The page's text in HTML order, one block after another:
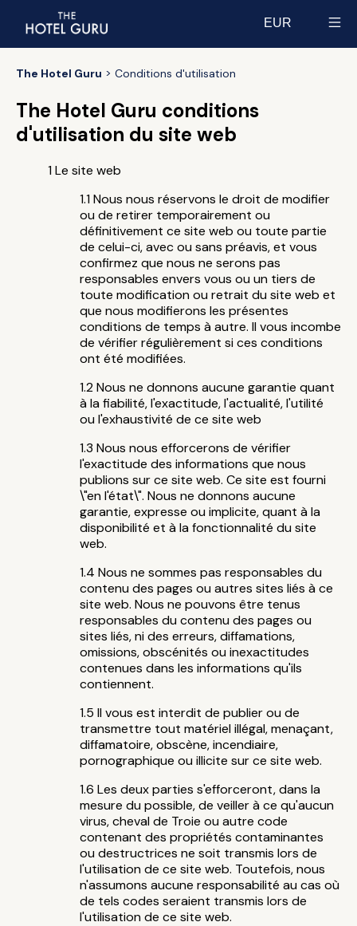
EUR
The Hotel Guru Conditions d'utilisation
The Hotel Guru conditions
d'utilisation du site web
Le site web
Nous nous réservons le droit de modifier
ou de retirer temporairement ou
définitivement ce site web ou toute partie
de celui-ci, avec ou sans préavis, et vous
confirmez que nous ne serons pas
responsables envers vous ou un tiers de
toute modification ou retrait du site web et
que nous modifierons les présentes
conditions de temps à autre. Il vous incombe
de vérifier régulièrement si ces conditions
ont été modifiées.
Nous ne donnons aucune garantie quant
à la fiabilité, l'exactitude, l'actualité, l'utilité
ou l'exhaustivité de ce site web
Nous nous efforcerons de vérifier
l'exactitude des informations que nous
publions sur ce site web. Ce site est fourni
\"en l'état\". Nous ne donnons aucune
garantie, expresse ou implicite, quant à la
disponibilité et à la fonctionnalité du site
web.
Nous ne sommes pas responsables du
contenu des pages ou autres sites liés à ce
site web. Nous ne pouvons être tenus
responsables du contenu des pages ou
sites liés, ni des erreurs, diffamations,
omissions, obscénités ou inexactitudes
contenues dans les informations qu'ils
contiennent.
Il vous est interdit de publier ou de
transmettre tout matériel illégal, menaçant,
diffamatoire, obscène, incendiaire,
pornographique ou illicite sur ce site web.
Les deux parties s'efforceront, dans la
mesure du possible, de veiller à ce qu'aucun
virus, cheval de Troie ou autre code
contenant des propriétés contaminantes
ou destructrices ne soit transmis lors de
l'utilisation de ce site web. Toutefois, nous
n'assumons aucune responsabilité au cas où
de tels codes seraient transmis lors de
l'utilisation de ce site web.